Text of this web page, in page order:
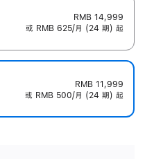
RMB 14,999
或 RMB 625/月 (24 期) 起
RMB 11,999
或 RMB 500/月 (24 期) 起